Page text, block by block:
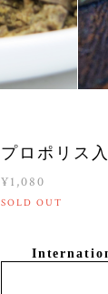
プロポリス
¥1,080
SOLD OUT